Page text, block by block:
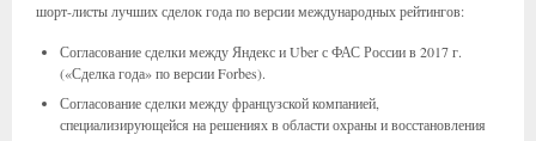
шорт-листы лучших сделок года по версии международных рейтингов:
Согласование сделки между Яндекс и Uber с ФАС России в 2017 г.
(«Сделка года» по версии Forbes).
Согласование сделки между французской компанией,
специализирующейся на решениях в области охраны и восстановления